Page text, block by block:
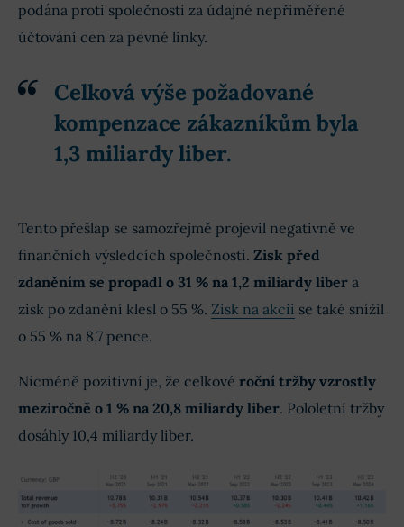
podána proti společnosti za údajné nepřiměřené
účtování cen za pevné linky.
Celková výše požadované
kompenzace zákazníkům byla
1,3 miliardy liber.
Tento přešlap se samozřejmě projevil negativně ve
finančních výsledcích společnosti. Zisk před
zdaněním se propadl o 31 % na 1,2 miliardy liber a
zisk po zdanění klesl o 55 %. Zisk na akcii se také snížil
o 55 % na 8,7 pence.
Nicméně pozitivní je, že celkové roční tržby vzrostly
meziročně o 1 % na 20,8 miliardy liber. Pololetní tržby
dosáhly 10,4 miliardy liber.